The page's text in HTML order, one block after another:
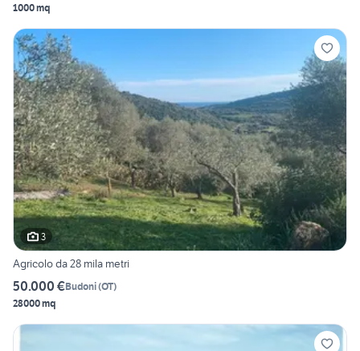
1000 mq
3
Agricolo da 28 mila metri
50.000 €Budoni(OT)
28000 mq